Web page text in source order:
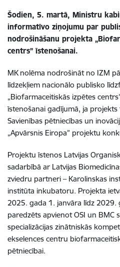
Šodien, 5. martā, Ministru
informatīvo ziņojumu par
nodrošināšanu projekta
centrs” īstenošanai.
MK nolēma nodrošināt no IZM
līdzekļiem nacionālo publisko
„Biofarmaceitiskās izpētes centrs
īstenošanai gadījumā, ja
Savienības pētniecības un
„Apvārsnis Eiropa” projektu
Projektu īstenos Latvijas
sadarbībā ar Latvijas
zviedru partneri – Karolinskas
institūta inkubatoru. Projekta
2025. gada 1. janvāra līdz 2029.
paredzēts apvienot OSI un BMC
specializācijas zinātniskās
ekselences centru
pētniecībai.